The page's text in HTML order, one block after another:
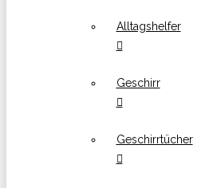
Alltagshelfer
Geschirr
Geschirrtücher